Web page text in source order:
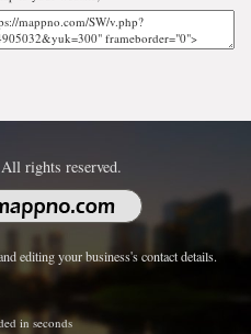
rights reserved.
editing your business's contact details.
in seconds